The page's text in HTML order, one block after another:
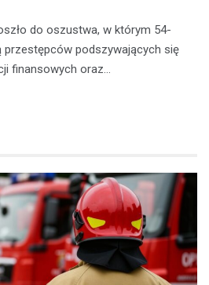
do oszustwa, w którym 54-
przestępców podszywających się
finansowych oraz…